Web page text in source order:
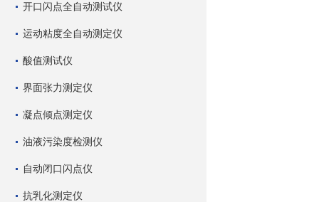
开口闪点全自动测试仪
运动粘度全自动测定仪
酸值测试仪
界面张力测定仪
凝点倾点测定仪
油液污染度检测仪
自动闭口闪点仪
抗乳化测定仪